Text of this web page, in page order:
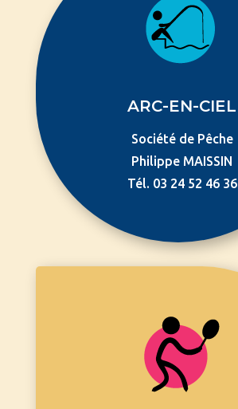
ARC-EN-CIEL
Société de Pêche
Philippe MAISSIN
Tél. 03 24 52 46 36